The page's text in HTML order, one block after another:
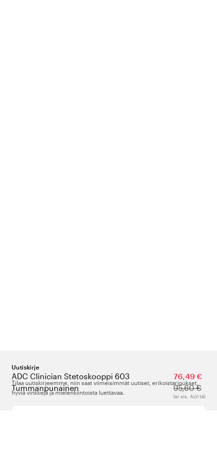
ADC Clinician Stetoskooppi 603
Tummanpunainen
76,49 €
95,60 €
(ei sis. ALV:tä)
Uutiskirje
Tilaa uutiskirjeemme, niin saat viimeisimmät uutiset, erikoistarjoukset,
hyviä vinkkejä ja mielenkiintoista luettavaa.
Kirjoita sähköpostiosoitteesi